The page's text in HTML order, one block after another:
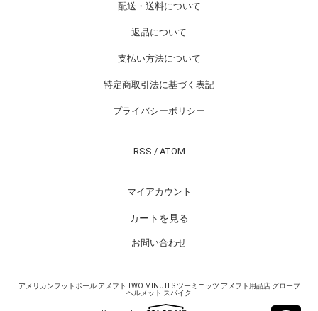
配送・送料について
返品について
支払い方法について
特定商取引法に基づく表記
プライバシーポリシー
RSS / ATOM
マイアカウント
カートを見る
お問い合わせ
アメリカンフットボール アメフト TWO MINUTES ツーミニッツ アメフト用品店 グローブ
ヘルメット スパイク